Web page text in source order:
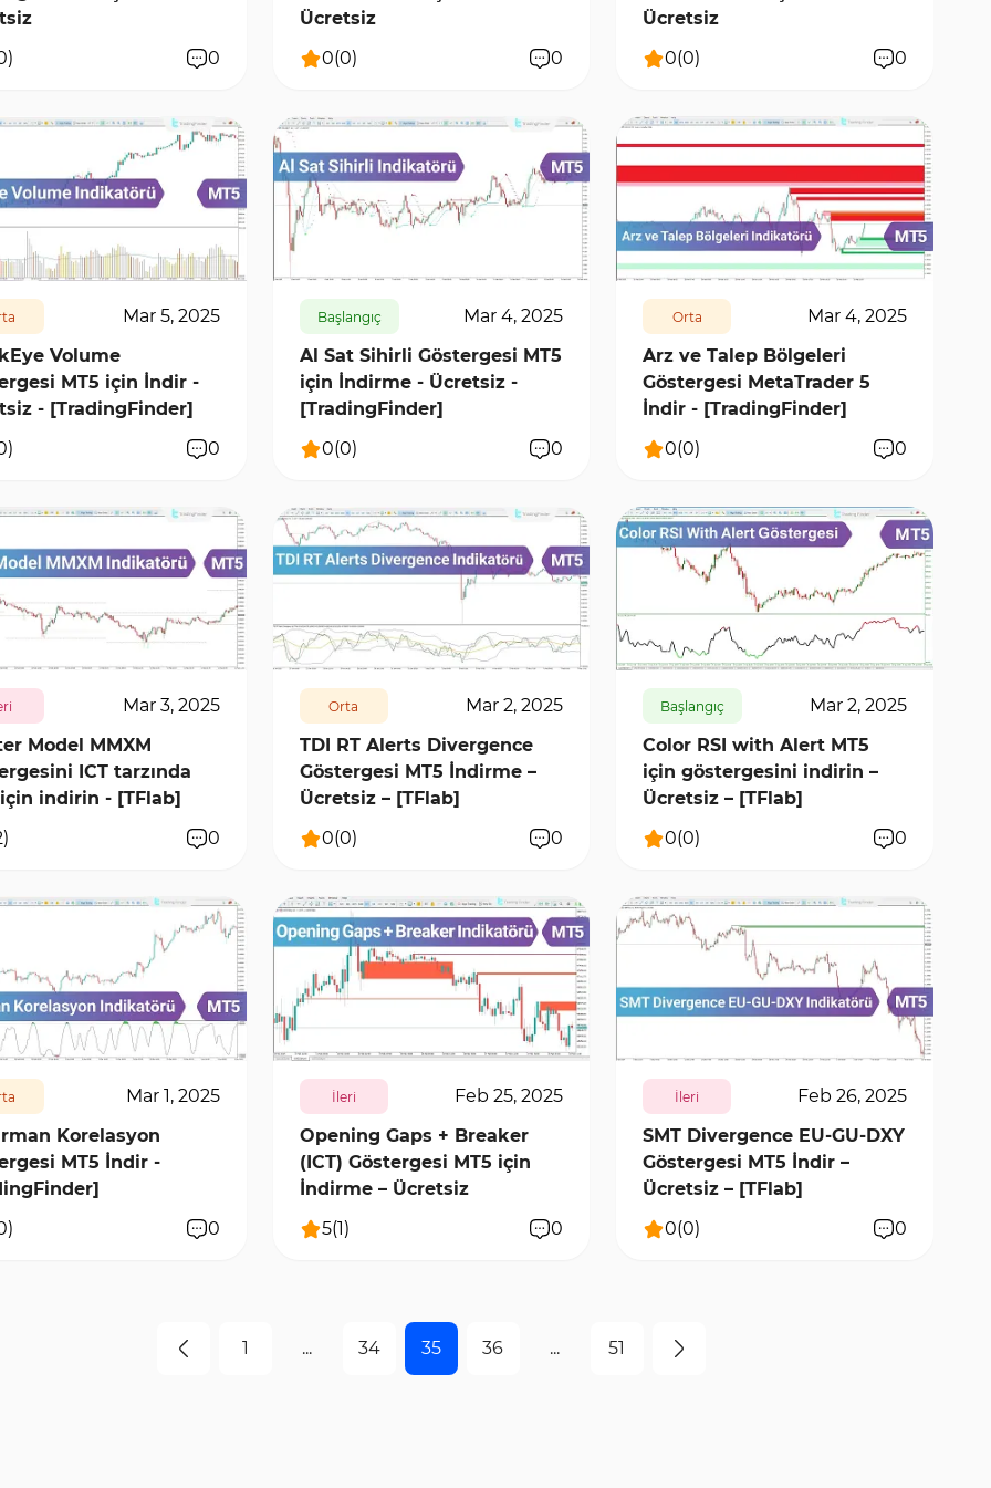
) 0
Ücretsiz
0(0) 0
Ücretsiz
0(0) 0
5915
Mar 5, 2025
Volume
MT5 için İndir -
- [TradingFinder]
) 0
Başlangıç
Mar 4, 2025
Al Sat Sihirli Göstergesi MT5
için İndirme - Ücretsiz -
[TradingFinder]
0(0) 0
1483 7932 0
Orta
Mar 4, 2025
Arz ve Talep Bölgeleri
Göstergesi MetaTrader 5
İndir - [TradingFinder]
0(0) 0
7156
Mar 3, 2025
Model MMXM
ICT tarzında
için indirin - [TFlab]
) 0
532 6421 0
Orta
Mar 2, 2025
TDI RT Alerts Divergence
Göstergesi MT5 İndirme –
Ücretsiz – [TFlab]
0(0) 0
6085
Başlangıç
Mar 2, 2025
Color RSI with Alert MT5
için göstergesini indirin –
Ücretsiz – [TFlab]
0(0) 0
6873 0
Mar 1, 2025
Korelasyon
MT5 İndir -
) 0
İleri
Feb 25, 2025
Opening Gaps + Breaker
(ICT) Göstergesi MT5 için
İndirme – Ücretsiz
5(1) 0
577 6225 0
İleri
Feb 26, 2025
SMT Divergence EU-GU-DXY
Göstergesi MT5 İndir –
Ücretsiz – [TFlab]
0(0) 0
1 ... 34 35 36 ... 51